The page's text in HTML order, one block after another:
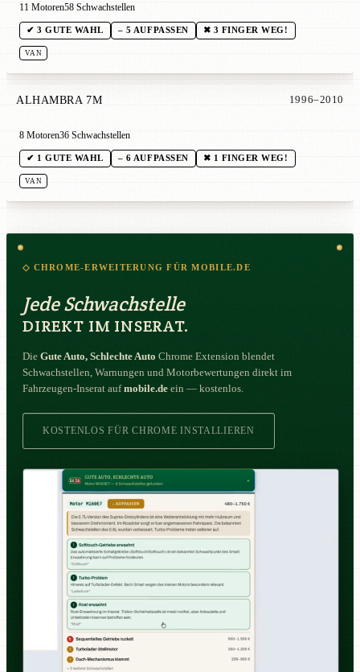
11 Motoren58 Schwachstellen
✔ 3 GUTE WAHL – 5 AUFPASSEN ✖ 3 FINGER WEG!
VAN
ALHAMBRA 7M 1996–2010
8 Motoren36 Schwachstellen
✔ 1 GUTE WAHL – 6 AUFPASSEN ✖ 1 FINGER WEG!
VAN
◇ CHROME-ERWEITERUNG FÜR MOBILE.DE
Jede Schwachstelle
DIREKT IM INSERAT.
Die Gute Auto, Schlechte Auto Chrome Extension blendet
Schwachstellen, Warnungen und Motorbewertungen direkt im
Fahrzeugen-Inserat aufmobile.de ein — kostenlos.
KOSTENLOS FÜR CHROME INSTALLIEREN